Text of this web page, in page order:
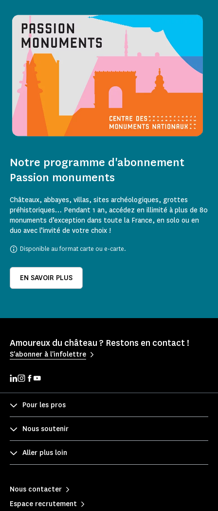
Notre programme d'abonnement
Passion monuments
Châteaux, abbayes, villas, sites archéologiques, grottes
préhistoriques… Pendant 1 an, accédez en illimité à plus de 80
monuments d’exception dans toute la France, en solo ou en
duo avec l’invité de votre choix !
Disponible au format carte ou e-carte.
EN SAVOIR PLUS
Amoureux du château ? Restons en contact !
S'abonner à l'infolettre
Pour les pros
Nous soutenir
Aller plus loin
Nous contacter
Espace recrutement